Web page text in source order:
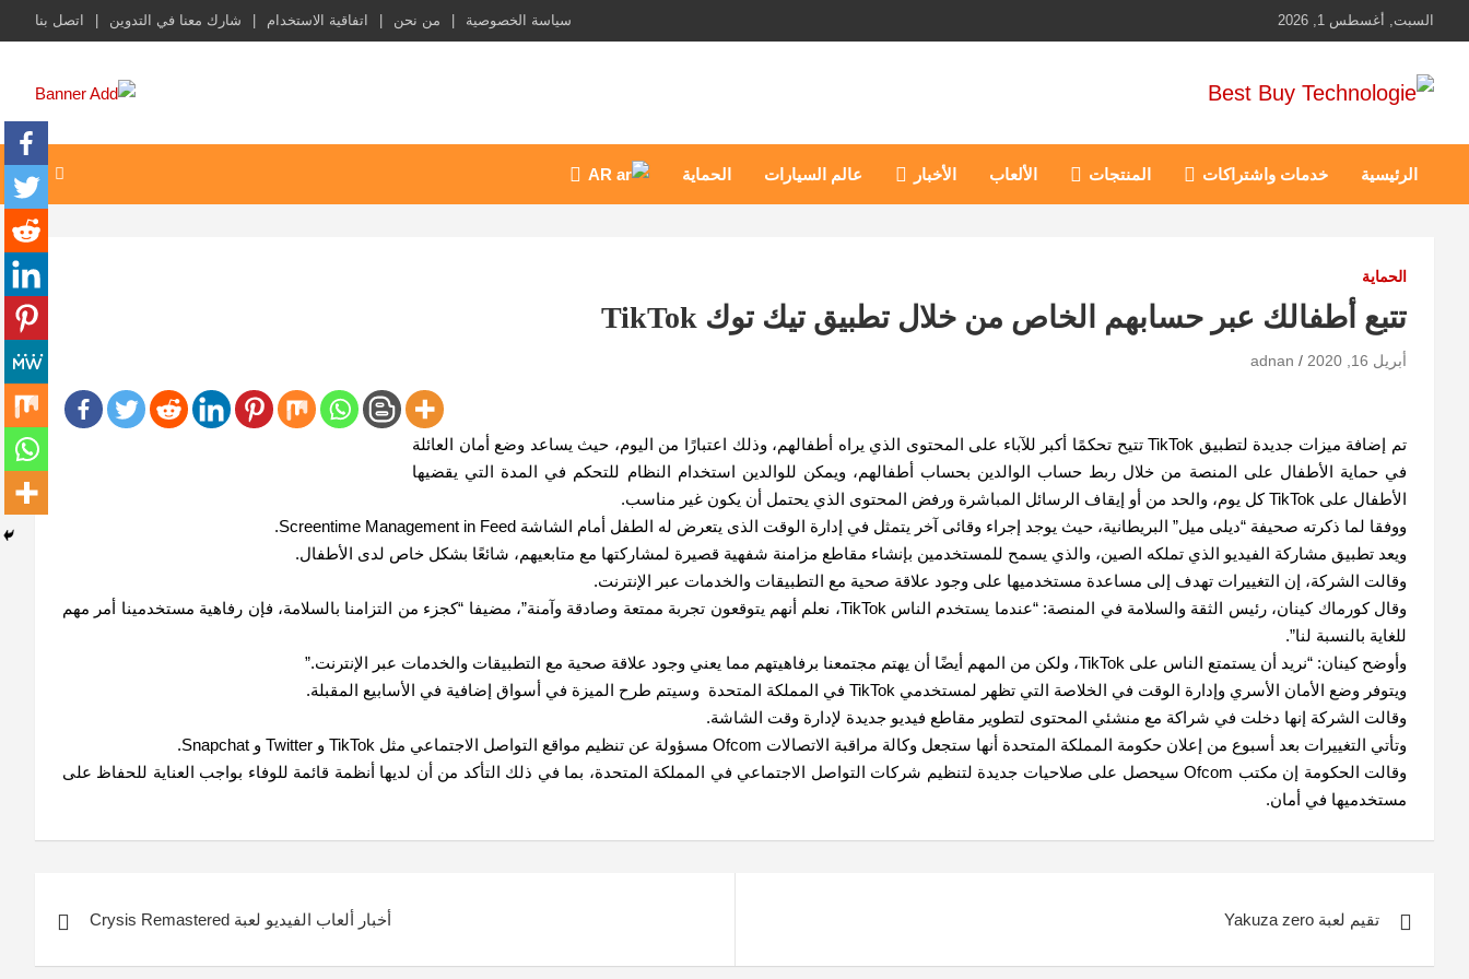
to
السبت, أغسطس 1, 2026 سياسة الخصوصية من نحن اتفاقية الاستخدام شارك معنا في التدوين اتصل بنا
Best Buy Technologie
الرئيسية خدمات واشتراكات المنتجات الألعاب الأخبار عالم السيارات الحماية AR
الحماية
تتبع أطفالك عبر حسابهم الخاص من خلال تطبيق تيك توك TikTok
أبريل 16, 2020 adnan
تم إضافة ميزات جديدة لتطبيق TikTok تتيح تحكمًا أكبر للآباء على المحتوى الذي يراه أطفالهم، وذلك اعتبارًا من اليوم، حيث يساعد وضع أمان العائلة
في حماية الأطفال على المنصة من خلال ربط حساب الوالدين بحساب أطفالهم، ويمكن للوالدين استخدام النظام للتحكم في المدة التي يقضيها
الأطفال على TikTok كل يوم، والحد من أو إيقاف الرسائل المباشرة ورفض المحتوى الذي يحتمل أن يكون غير مناسب.
ووفقا لما ذكرته صحيفة “ديلى ميل” البريطانية، حيث يوجد إجراء وقائى آخر يتمثل في إدارة الوقت الذى يتعرض له الطفل أمام الشاشة Screentime Management in Feed.
ويعد تطبيق مشاركة الفيديو الذي تملكه الصين، والذي يسمح للمستخدمين بإنشاء مقاطع مزامنة شفهية قصيرة لمشاركتها مع متابعيهم، شائعًا بشكل خاص لدى الأطفال.
وقالت الشركة، إن التغييرات تهدف إلى مساعدة مستخدميها على وجود علاقة صحية مع التطبيقات والخدمات عبر الإنترنت.
وقال كورماك كينان، رئيس الثقة والسلامة في المنصة: “عندما يستخدم الناس TikTok، نعلم أنهم يتوقعون تجربة ممتعة وصادقة وآمنة”، مضيفا “كجزء من التزامنا بالسلامة، فإن رفاهية مستخدمينا أمر مهم
للغاية بالنسبة لنا”.
وأوضح كينان: “نريد أن يستمتع الناس على TikTok، ولكن من المهم أيضًا أن يهتم مجتمعنا برفاهيتهم مما يعني وجود علاقة صحية مع التطبيقات والخدمات عبر الإنترنت.”
ويتوفر وضع الأمان الأسري وإدارة الوقت في الخلاصة التي تظهر لمستخدمي TikTok في المملكة المتحدة وسيتم طرح الميزة في أسواق إضافية في الأسابيع المقبلة.
وقالت الشركة إنها دخلت في شراكة مع منشئي المحتوى لتطوير مقاطع فيديو جديدة لإدارة وقت الشاشة.
وتأتي التغييرات بعد أسبوع من إعلان حكومة المملكة المتحدة أنها ستجعل وكالة مراقبة الاتصالات Ofcom مسؤولة عن تنظيم مواقع التواصل الاجتماعي مثل TikTok و Twitter و Snapchat.
وقالت الحكومة إن مكتب Ofcom سيحصل على صلاحيات جديدة لتنظيم شركات التواصل الاجتماعي في المملكة المتحدة، بما في ذلك التأكد من أن لديها أنظمة قائمة للوفاء بواجب العناية للحفاظ على
مستخدميها في أمان.
المقالات
تقيم لعبة Yakuza zero أخبار ألعاب الفيديو لعبة Crysis Remastered